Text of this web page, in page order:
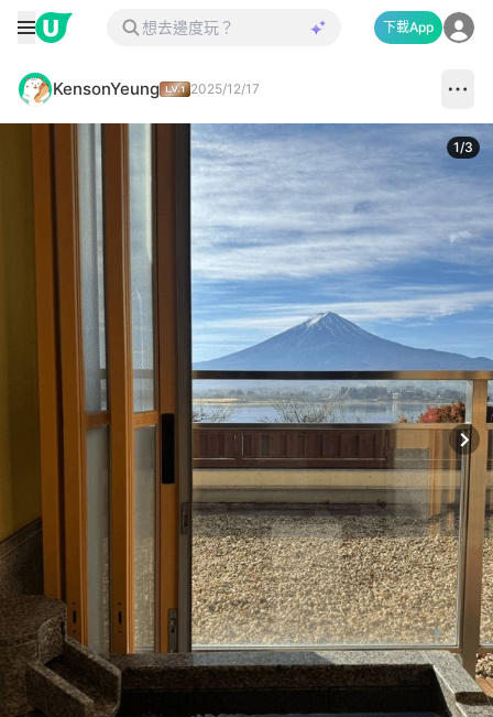
下載App
KensonYeung 2025/12/17
1/3